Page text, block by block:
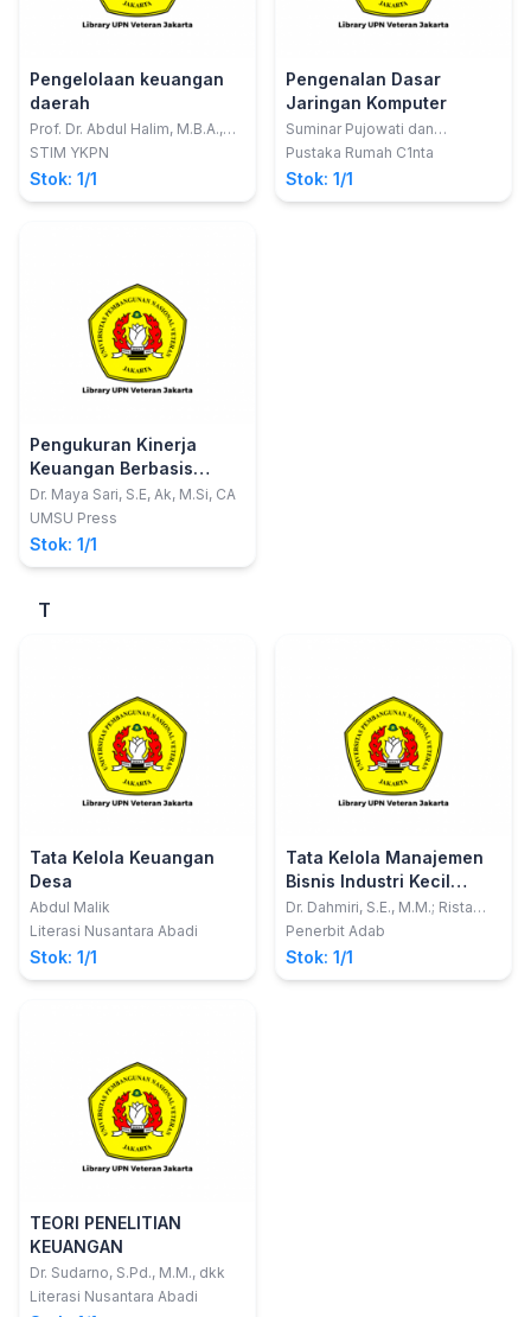
Pengelolaan keuangan
daerah
Prof. Dr. Abdul Halim, M.B.A.,
Akt.Muhammad Iqbal, S.E.,
STIM YKPN
Stok: 1/1
Pengenalan Dasar
Jaringan Komputer
Suminar Pujowati dan
Bambang Bagus Harianto
Pustaka Rumah C1nta
Stok: 1/1
Pengukuran Kinerja
Keuangan Berbasis
GoodCorporate
Governance
Dr. Maya Sari, S.E, Ak, M.Si, CA
UMSU Press
Stok: 1/1
T
Tata Kelola Keuangan
Desa
Abdul Malik
Literasi Nusantara Abadi
Stok: 1/1
Tata Kelola Manajemen
Bisnis Industri Kecil
Menengah
Dr. Dahmiri, S.E., M.M.; Rista
Aldilla Syafri, S.E., M.M; dan Dr.
Penerbit Adab
Stok: 1/1
TEORI PENELITIAN
KEUANGAN
Dr. Sudarno, S.Pd., M.M., dkk
Literasi Nusantara Abadi